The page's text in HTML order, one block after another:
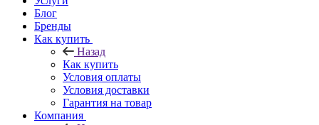
Блог
Бренды
Как купить
Назад
Как купить
Условия оплаты
Условия доставки
Гарантия на товар
Компания